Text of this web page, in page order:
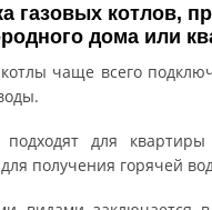
газовых котлов,
дома или
чаще всего
подходят для
получения горячей